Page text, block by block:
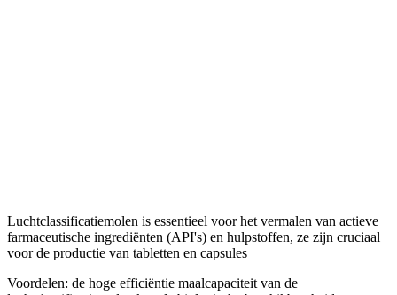
Luchtclassificatiemolen is essentieel voor het vermalen van actieve
farmaceutische ingrediënten (API's) en hulpstoffen, ze zijn cruciaal
voor de productie van tabletten en capsules
Voordelen: de hoge efficiëntie maalcapaciteit van de